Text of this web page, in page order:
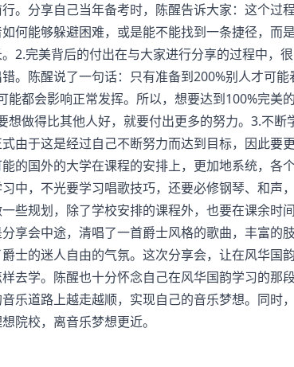
。分享自己当年备考时，陈醒告诉大家：这个过程
何能够躲避困难，或是能不能找到一条捷径，而
2.完美背后的付出在与大家进行分享的过程中，
。陈醒说了一句话：只有准备到200%别人才可能
都会影响正常发挥。所以，想要达到100%完美
做得比其他人好，就要付出更多的努力。3.不断
由于这是经过自己不断努力而达到目标，因此要
的国外的大学在课程的安排上，更加地系统，各
中，不光要学习唱歌技巧，还要必修钢琴、和声
些规划，除了学校安排的课程外，也要在课余时
享会中途，清唱了一首爵士风格的歌曲，丰富的
士的迷人自由的气氛。这次分享会，让在风华国
去学。陈醒也十分怀念自己在风华国韵学习的那
乐道路上越走越顺，实现自己的音乐梦想。同时
院校，离音乐梦想更近。